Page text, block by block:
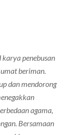
karya penebusan
beriman.
dan mendorong
agama,
Bersamaan